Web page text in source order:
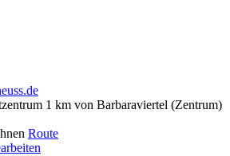
1 km von Barbaraviertel (Zentrum)
Route